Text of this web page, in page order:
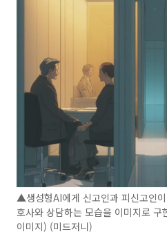
▲생성형AI에게 신고인과 피신고인
호사와 상담하는 모습을 이미지로
이미지) (미드저니)